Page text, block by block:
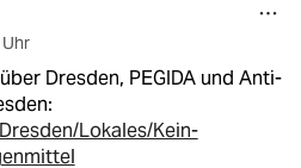
Dresden, PEGIDA und Anti-
Lokales/Kein-